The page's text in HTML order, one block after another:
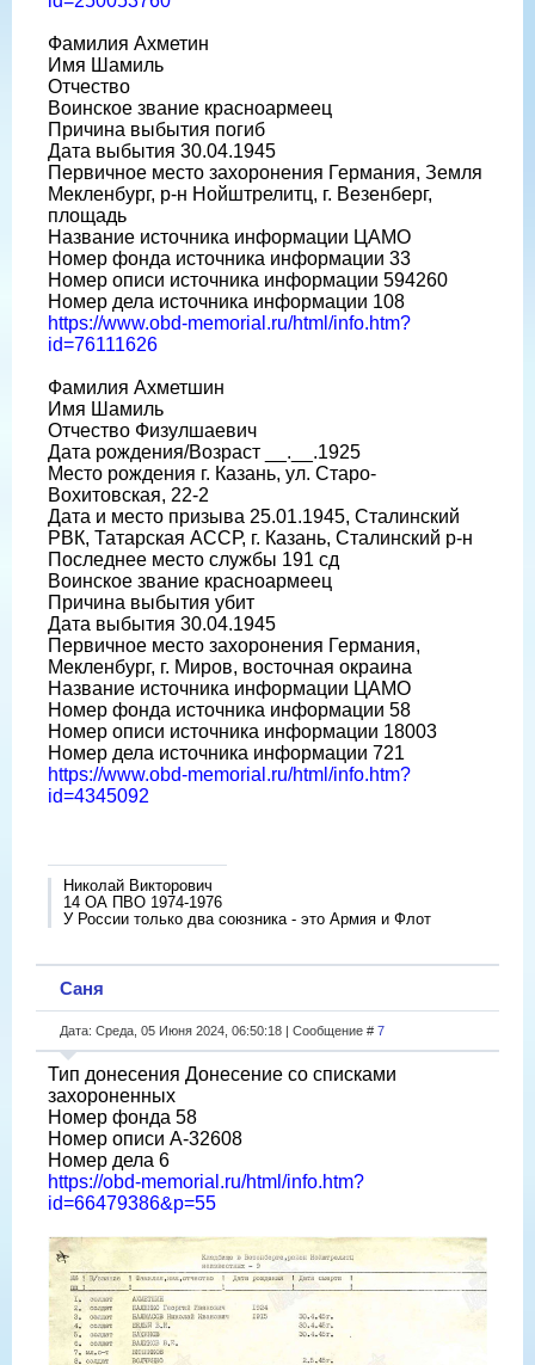
Фамилия Ахметин
Имя Шамиль
Отчество
Воинское звание красноармеец
Причина выбытия погиб
Дата выбытия 30.04.1945
Первичное место захоронения Германия, Земля
Мекленбург, р-н Нойштрелитц, г. Везенберг,
площадь
Название источника информации ЦАМО
Номер фонда источника информации 33
Номер описи источника информации 594260
Номер дела источника информации 108
https://www.obd-memorial.ru/html/info.htm?
id=76111626
Фамилия Ахметшин
Имя Шамиль
Отчество Физулшаевич
Дата рождения/Возраст __.__.1925
Место рождения г. Казань, ул. Старо-
Вохитовская, 22-2
Дата и место призыва 25.01.1945, Сталинский
РВК, Татарская АССР, г. Казань, Сталинский р-н
Последнее место службы 191 сд
Воинское звание красноармеец
Причина выбытия убит
Дата выбытия 30.04.1945
Первичное место захоронения Германия,
Мекленбург, г. Миров, восточная окраина
Название источника информации ЦАМО
Номер фонда источника информации 58
Номер описи источника информации 18003
Номер дела источника информации 721
https://www.obd-memorial.ru/html/info.htm?
id=4345092
Николай Викторович
14 ОА ПВО 1974-1976
У России только два союзника - это Армия и Флот
Саня
Дата: Среда, 05 Июня 2024, 06:50:18 | Сообщение # 7
Тип донесения Донесение со списками
захороненных
Номер фонда 58
Номер описи А-32608
Номер дела 6
https://obd-memorial.ru/html/info.htm?
id=66479386&p=55